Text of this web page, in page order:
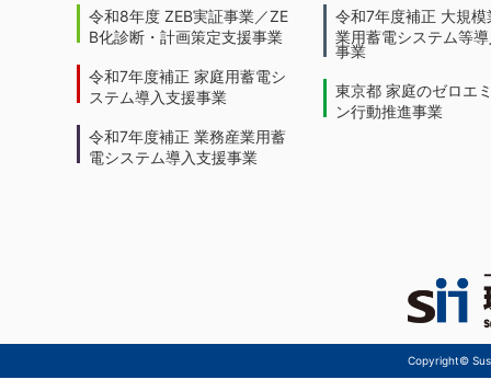
令和8年度 ZEB実証事業／ZE
B化診断・計画策定支援事業
令和7年度補正 家庭用蓄電シ
ステム導入支援事業
令和7年度補正 業務産業用蓄
電システム導入支援事業
令和7年度補正 大規模
業用蓄電システム等
事業
東京都 家庭のゼロエ
ン行動推進事業
Copyright©